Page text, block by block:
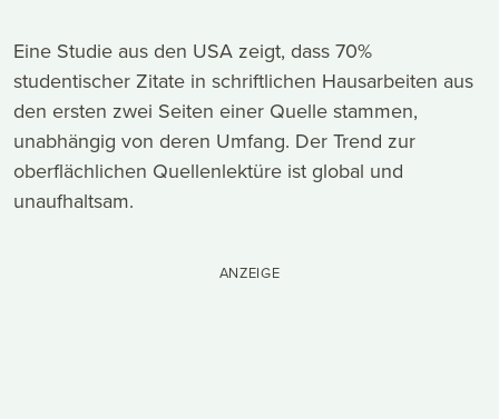
Eine Studie aus den USA zeigt, dass 70%
studentischer Zitate in schriftlichen Hausarbeiten aus
den ersten zwei Seiten einer Quelle stammen,
unabhängig von deren Umfang. Der Trend zur
oberflächlichen Quellenlektüre ist global und
unaufhaltsam.
ANZEIGE